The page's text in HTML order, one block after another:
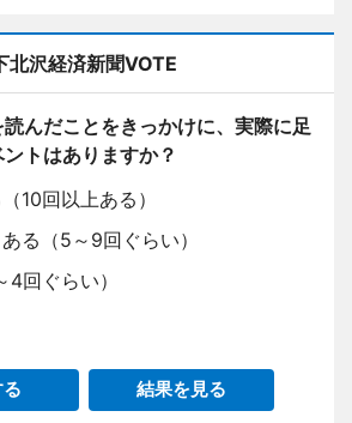
北沢経済新聞VOTE
んだことをきっかけに、実際に足
トはありますか？
10回以上ある）
る（5～9回ぐらい）
4回ぐらい）
結果を見る